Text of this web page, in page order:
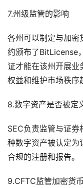
7.州级监管的影响
各州可以制定与加密
约颁布了BitLicense
证才能在该州开展业
权益和维护市场秩序
8.数字资产是否被定
SEC负责监管与证
种数字资产被认定为
合规的注册和报告。
9.CFTC监管加密货